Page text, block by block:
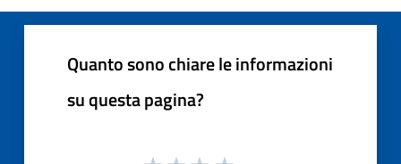
Quanto sono chiare le informazioni
su questa pagina?